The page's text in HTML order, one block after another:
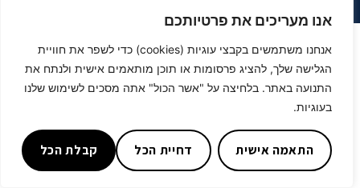
אנו מעריכים את פרטיותכם
אנחנו משתמשים בקבצי עוגיות (cookies) כדי לשפר את חוויית
הגלישה שלך, להציג פרסומות או תוכן מותאמים אישית ולנתח את
התנועה באתר. בלחיצה על "אשר הכול" אתה מסכים לשימוש שלנו
בעוגיות.
התאמה אישית דחיית הכל קבלת הכל